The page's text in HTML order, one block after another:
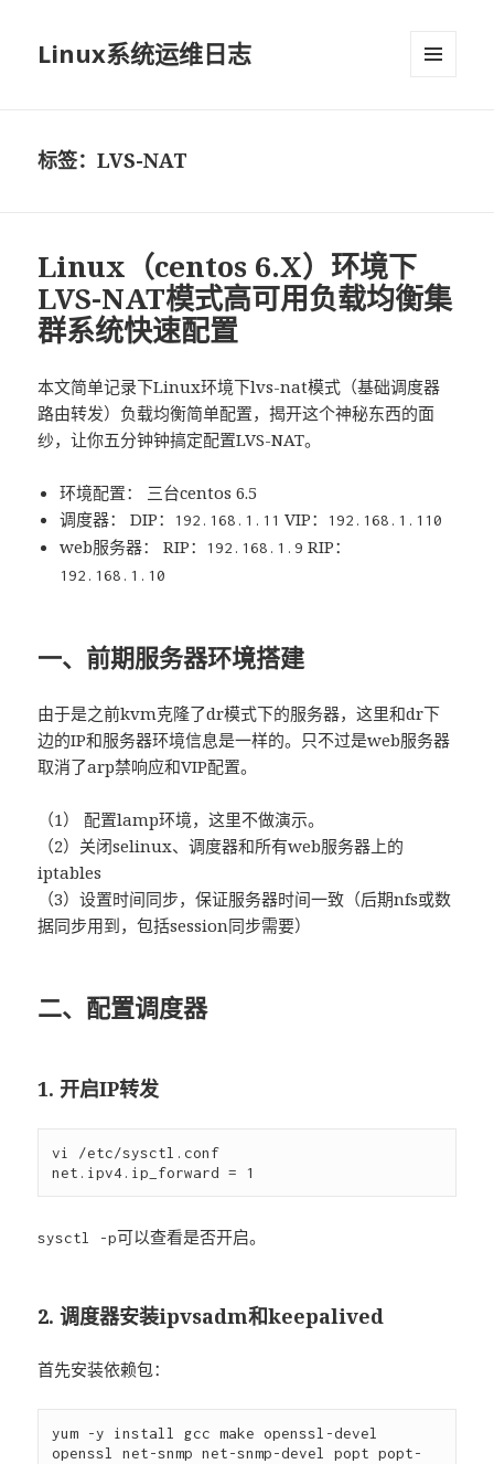
Linux系统运维日志
标签：LVS-NAT
Linux（centos 6.X）环境下
LVS-NAT模式高可用负载均衡集
群系统快速配置
本文简单记录下Linux环境下lvs-nat模式（基础调度器
路由转发）负载均衡简单配置，揭开这个神秘东西的面
纱，让你五分钟钟搞定配置LVS-NAT。
环境配置： 三台centos 6.5
调度器： DIP：
192.168.1.11 VIP： 192.168.1.110
web服务器： RIP： 192.168.1.9 RIP：
192.168.1.10
一、前期服务器环境搭建
由于是之前kvm克隆了dr模式下的服务器，这里和dr下
边的IP和服务器环境信息是一样的。只不过是web服务器
取消了arp禁响应和VIP配置。
（1） 配置lamp环境，这里不做演示。
（2）关闭selinux、调度器和所有web服务器上的
iptables
（3）设置时间同步，保证服务器时间一致（后期nfs或数
据同步用到，包括session同步需要）
二、配置调度器
1. 开启IP转发
vi /etc/sysctl.conf
sysctl -p可以查看是否开启。
2. 调度器安装ipvsadm和keepalived
首先安装依赖包：
yum -y install gcc make openssl-devel
openssl net-snmp net-snmp-devel popt popt-